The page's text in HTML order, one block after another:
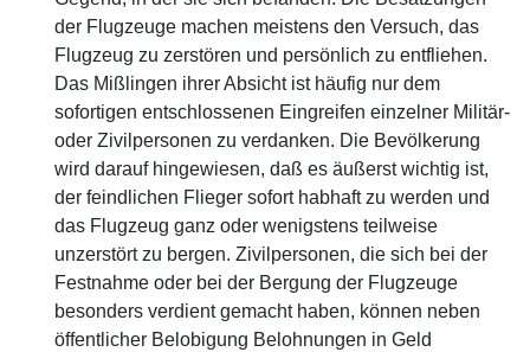
der Flugzeuge machen meistens den Versuch, das
Flugzeug zu zerstören und persönlich zu entfliehen.
Das Mißlingen ihrer Absicht ist häufig nur dem
sofortigen entschlossenen Eingreifen einzelner Militär-
oder Zivilpersonen zu verdanken. Die Bevölkerung
wird darauf hingewiesen, daß es äußerst wichtig ist,
der feindlichen Flieger sofort habhaft zu werden und
das Flugzeug ganz oder wenigstens teilweise
unzerstört zu bergen. Zivilpersonen, die sich bei der
Festnahme oder bei der Bergung der Flugzeuge
besonders verdient gemacht haben, können neben
öffentlicher Belobigung Belohnungen in Geld